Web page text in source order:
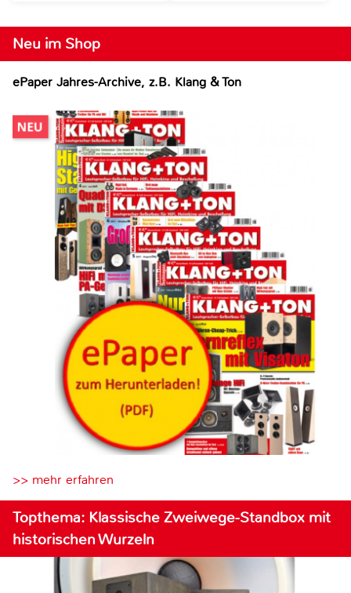
Neu im Shop
ePaper Jahres-Archive, z.B. Klang & Ton
>> mehr erfahren
Topthema: Klassische Zweiwege-Standbox mit
historischen Wurzeln